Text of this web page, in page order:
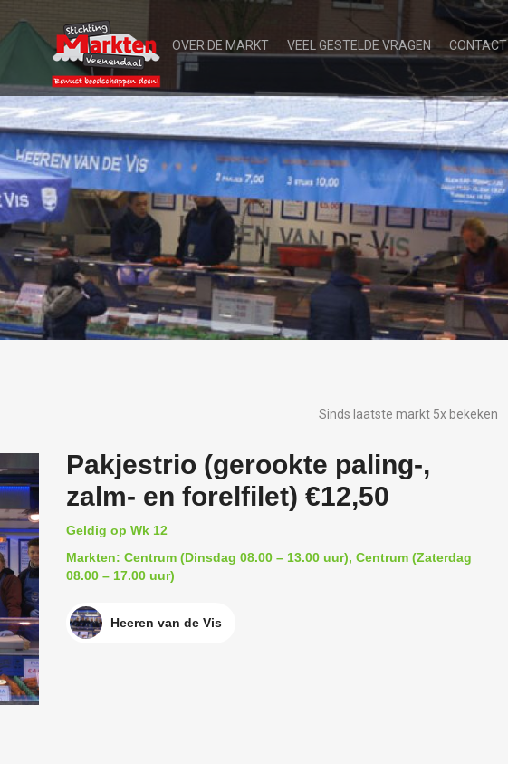
OVER DE MARKT VEEL GESTELDE VRAGEN CONTACT
Sinds laatste markt 5x bekeken
Pakjestrio (gerookte paling-,
zalm- en forelfilet) €12,50
Geldig op Wk 12
Markten: Centrum (Dinsdag 08.00 – 13.00 uur), Centrum (Zaterdag
08.00 – 17.00 uur)
Heeren van de Vis